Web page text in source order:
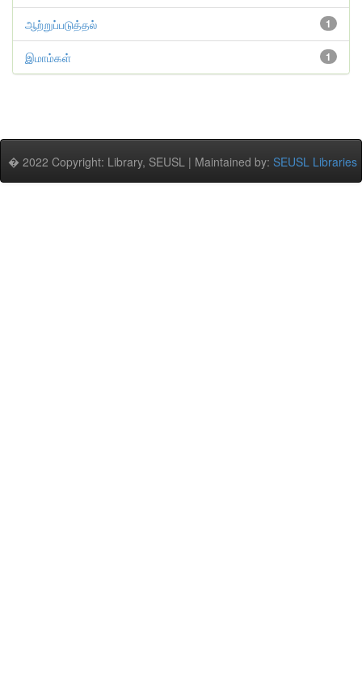
1
ஆற்றுப்படுத்தல்
1
இமாம்கள்
� 2022 Copyright: Library, SEUSL | Maintained by: SEUSL Libraries